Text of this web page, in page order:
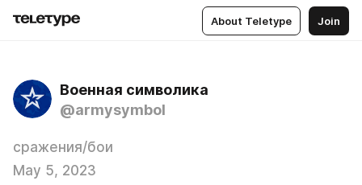
About Teletype Join
Военная символика
@armysymbol
сражения/бои
May 5, 2023